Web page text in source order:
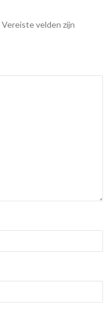
Vereiste velden zijn